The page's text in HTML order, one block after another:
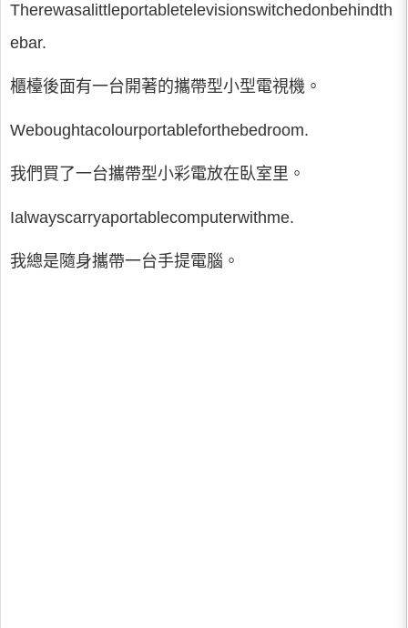
Therewasalittleportabletelevisionswitchedonbehindth
ebar.
櫃檯後面有一台開著的攜帶型小型電視機。
Weboughtacolourportableforthebedroom.
我們買了一台攜帶型小彩電放在臥室里。
Ialwayscarryaportablecomputerwithme.
我總是隨身攜帶一台手提電腦。